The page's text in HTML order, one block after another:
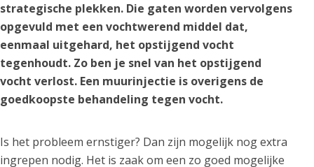
strategische plekken. Die gaten worden vervolgens
opgevuld met een vochtwerend middel dat,
eenmaal uitgehard, het opstijgend vocht
tegenhoudt. Zo ben je snel van het opstijgend
vocht verlost. Een muurinjectie is overigens de
goedkoopste behandeling tegen vocht.
Is het probleem ernstiger? Dan zijn mogelijk nog extra
ingrepen nodig. Het is zaak om een zo goed mogelijke